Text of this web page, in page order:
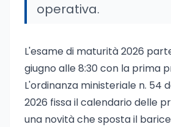
operativa.
L'esame di maturità 2026
giugno alle 8:30 con la prima
L'ordinanza ministeriale n. 54
2026 fissa il calendario delle
una novità che sposta il